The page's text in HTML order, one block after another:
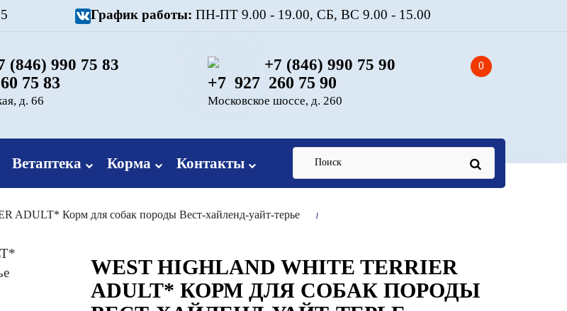
График работы: ПН-ПТ 9.00 - 19.00, СБ, ВС 9.00 - 15.00
(846) 990 75 83
75 83
д. 66
+7 (846) 990 75 90
+7 927 260 75 90
Московское шоссе, д. 260
0
Ветаптека Корма Контакты
ADULT* Корм для собак породы Вест-хайленд-уайт-терье
WEST HIGHLAND WHITE TERRIER
ADULT* КОРМ ДЛЯ СОБАК ПОРОДЫ